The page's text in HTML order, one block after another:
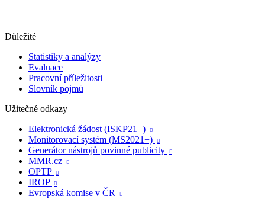
Důležité
Statistiky a analýzy
Evaluace
Pracovní příležitosti
Slovník pojmů
Užitečné odkazy
Elektronická žádost (ISKP21+)

Monitorovací systém (MS2021+) 
Generátor nástrojů povinné publicity 
MMR.cz 
OPTP 
IROP 
Evropská komise v ČR 